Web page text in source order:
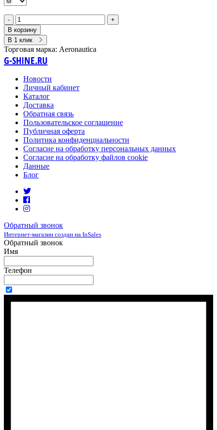
-
+
В корзину
В 1 клик
Торговая марка: Aeronautica
G-SHINE.RU
Новости
Личный кабинет
Каталог
Доставка
Обратная связь
Пользовательское соглашение
Публичная оферта
Политика конфиденциальности
Согласие на обработку персональных данных
Согласие на обработку файлов cookie
Данные
Блог
Обратный звонок
Интернет-магазин создан на InSales
Обратный звонок
Имя
Телефон